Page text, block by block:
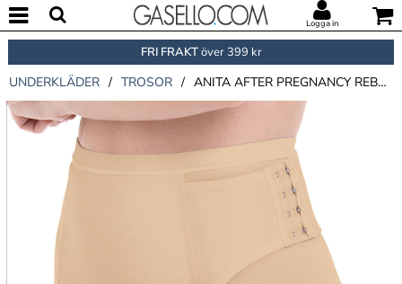
Logga in
FRI FRAKTöver 399 kr
UNDERKLÄDER / TROSOR / ANITA AFTER PREGNANCY REBELT PANTY